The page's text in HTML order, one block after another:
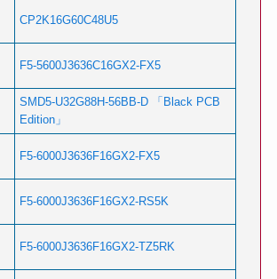
CP2K16G60C48U5
F5-5600J3636C16GX2-FX5
SMD5-U32G88H-56BB-D 「Black PCB
Edition」
F5-6000J3636F16GX2-FX5
F5-6000J3636F16GX2-RS5K
F5-6000J3636F16GX2-TZ5RK